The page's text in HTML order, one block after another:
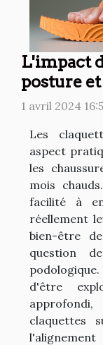
L'impact
posture
1 avril 2024
Les
aspect
les
mois
facilité à
réellement
bien-être
question
d'être
claquettes